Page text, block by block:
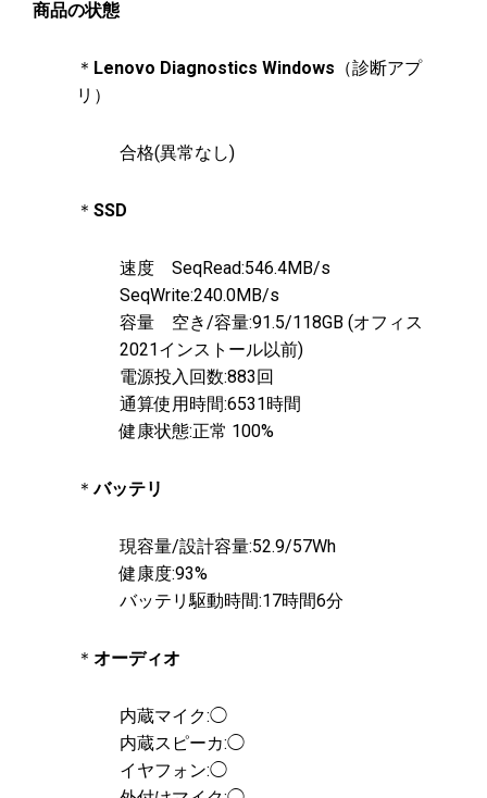
商品の状態
＊ Lenovo Diagnostics Windows （診断アプ
リ）
合格(異常なし)
＊ SSD
速度 SeqRead:546.4MB/s
SeqWrite:240.0MB/s
容量 空き/容量:91.5/118GB (オフィス
2021インストール以前)
電源投入回数:883回
通算使用時間:6531時間
健康状態:正常 100%
＊バッテリ
現容量/設計容量:52.9/57Wh
健康度:93%
バッテリ駆動時間:17時間6分
＊ オーディオ
内蔵マイク:◯
内蔵スピーカ:◯
イヤフォン:◯